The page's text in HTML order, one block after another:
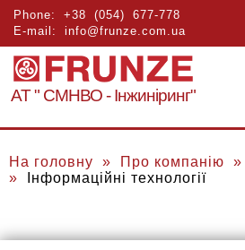
Phone: +38 (054) 677-778
E-mail: info@frunze.com.ua
АТ " СМНВО - Інжиніринг"
На головну » Про компанію »
» Інформаційні технології